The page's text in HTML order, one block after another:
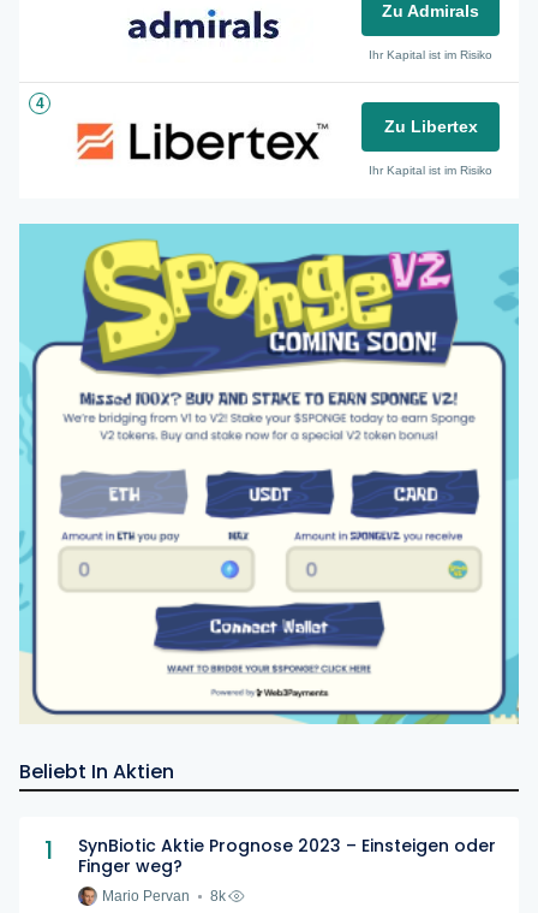
Zu Admirals
Ihr Kapital ist im Risiko
4
Zu Libertex
Ihr Kapital ist im Risiko
Beliebt In Aktien
1
SynBiotic Aktie Prognose 2023 – Einsteigen oder
Finger weg?
Mario Pervan 8k